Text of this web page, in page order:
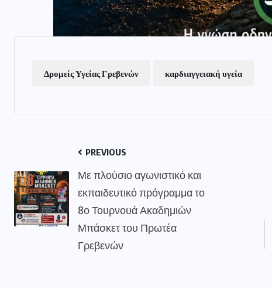
Δρομείς Υγείας Γρεβενών καρδιαγγειακή υγεία
PREVIOUS
Με πλούσιο αγωνιστικό και
εκπαιδευτικό πρόγραμμα το
8ο Τουρνουά Ακαδημιών
Μπάσκετ του Πρωτέα
Γρεβενών